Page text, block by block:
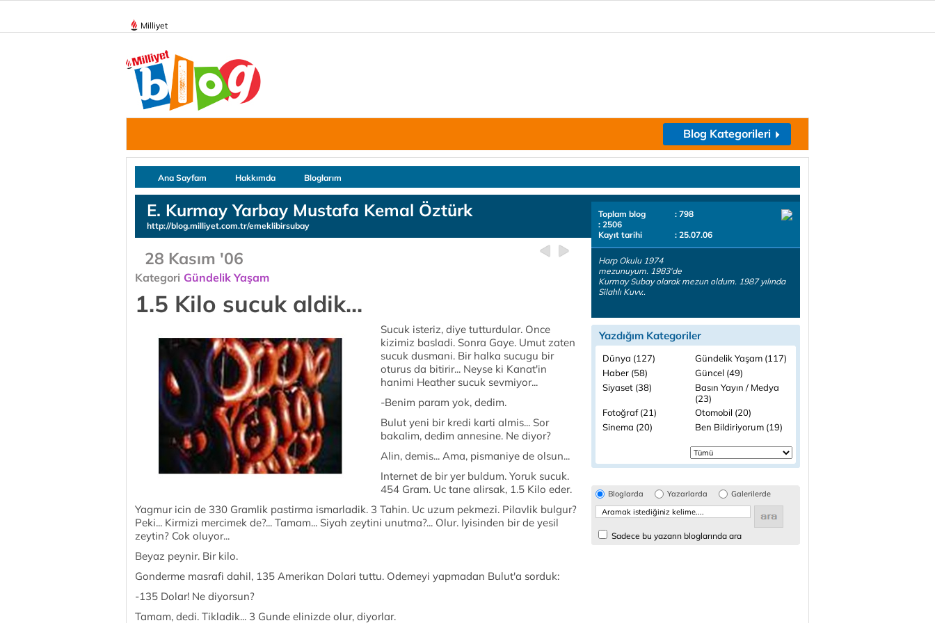
Milliyet
Blog Kategorileri
Ana Sayfam Hakkımda Bloglarım
E. Kurmay Yarbay Mustafa Kemal Öztürk
http://blog.milliyet.com.tr/emeklibirsubay
28 Kasım '06
Kategori Gündelik Yaşam
1.5 Kilo sucuk aldik...
Sucuk isteriz, diye tutturdular. Once
kizimiz basladi. Sonra Gaye. Umut zaten
sucuk dusmani. Bir halka sucugu bir
oturus da bitirir... Neyse ki Kanat'in
hanimi Heather sucuk sevmiyor...
-Benim param yok, dedim.
Bulut yeni bir kredi karti almis... Sor
bakalim, dedim annesine. Ne diyor?
Alin, demis... Ama, pismaniye de olsun...
Internet de bir yer buldum. Yoruk sucuk.
454 Gram. Uc tane alirsak, 1.5 Kilo eder.
Yagmur icin de 330 Gramlik pastirma ismarladik. 3 Tahin. Uc uzum pekmezi. Pilavlik bulgur?
Peki... Kirmizi mercimek de?... Tamam... Siyah zeytini unutma?... Olur. Iyisinden bir de yesil
zeytin? Cok oluyor...
Beyaz peynir. Bir kilo.
Gonderme masrafi dahil, 135 Amerikan Dolari tuttu. Odemeyi yapmadan Bulut'a sorduk:
-135 Dolar! Ne diyorsun?
Tamam, dedi. Tikladik... 3 Gunde elinizde olur, diyorlar.
Toplam blog
: 798
: 2506
Kayıt tarihi
: 25.07.06
Harp Okulu 1974
mezunuyum. 1983'de
Kurmay Subay olarak mezun oldum. 1987 yılında
Silahlı Kuvv..
Yazdığım Kategoriler
Dünya (127)
Gündelik Yaşam (117)
Haber (58)
Güncel (49)
Siyaset (38)
Basın Yayın / Medya
(23)
Fotoğraf (21)
Otomobil (20)
Sinema (20)
Ben Bildiriyorum (19)
Bloglarda Yazarlarda Galerilerde
Sadece bu yazarın bloglarında ara